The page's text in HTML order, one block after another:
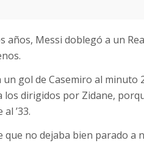
años, Messi doblegó a un
gol de Casemiro al minuto
dirigidos por Zidane,
’33.
no dejaba bien parado a